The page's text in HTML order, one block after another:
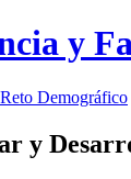
y
Demográfico
y